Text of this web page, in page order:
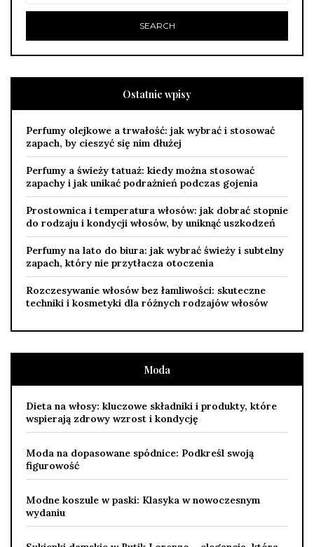
Ostatnie wpisy
Perfumy olejkowe a trwałość: jak wybrać i stosować
zapach, by cieszyć się nim dłużej
Perfumy a świeży tatuaż: kiedy można stosować
zapachy i jak unikać podrażnień podczas gojenia
Prostownica i temperatura włosów: jak dobrać stopnie
do rodzaju i kondycji włosów, by uniknąć uszkodzeń
Perfumy na lato do biura: jak wybrać świeży i subtelny
zapach, który nie przytłacza otoczenia
Rozczesywanie włosów bez łamliwości: skuteczne
techniki i kosmetyki dla różnych rodzajów włosów
Moda
Dieta na włosy: kluczowe składniki i produkty, które
wspierają zdrowy wzrost i kondycję
Moda na dopasowane spódnice: Podkreśl swoją
figurowość
Modne koszule w paski: Klasyka w nowoczesnym
wydaniu